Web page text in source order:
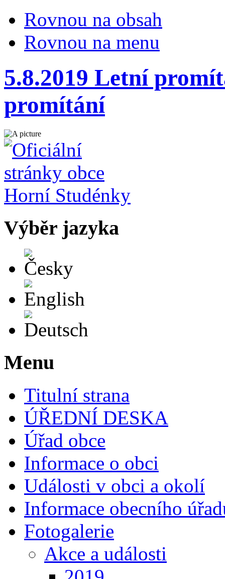
Rovnou na obsah
Rovnou na menu
5.8.2019 Letní
promítání
Výběr jazyka
Menu
Titulní strana
ÚŘEDNÍ DESKA
Úřad obce
Informace o obci
Události v obci a okolí
Informace obecního
Fotogalerie
Akce a události